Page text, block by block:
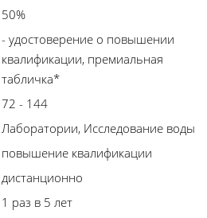
50%
- удостоверение о повышении
квалификации, премиальная
табличка*
72 - 144
Лаборатории, Исследование воды
повышение квалификации
дистанционно
1 раз в 5 лет